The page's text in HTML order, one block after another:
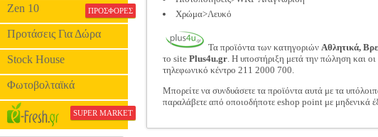
Zen 10 ΠΡΟΣΦΟΡΕΣ
Προτάσεις Για Δώρα
Stock House
Φωτοβολταϊκά
SUPER MARKET
Χρώμα>Λευκό
Τα προϊόντα των κατηγοριών Αθλητικά,
το site Plus4u.gr. Η υποστήριξη μετά την πώληση και
τηλεφωνικό κέντρο 211 2000 700.
Μπορείτε να συνδυάσετε τα προϊόντα αυτά με τα
παραλάβετε από οποιοδήποτε eshop point με μηδενικά